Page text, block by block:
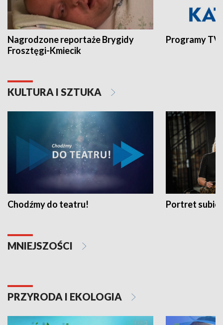
Nagrodzone reportaże Brygidy
Frosztęgi-Kmiecik
Programy
KULTURA I SZTUKA
Chodźmy do teatru! Portret
MNIEJSZOŚCI
PRZYRODA I EKOLOGIA